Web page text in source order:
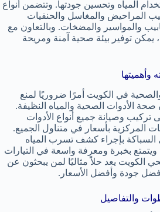
المياه وتحسين جودتها. وتتضمن أنواع
المراحيض والمغاسل والحنفيات
والمواسير والمضخات. وبالتعاون مع
يمكن توفير بيئة صحية آمنة ومريحة
في الكويت أمرًا ضروريًا لمنع
الأدوات الصحية والمياه النظيفة.
وصيانة جميع أنواع الأدوات
المركزية بأسعار في متناول الجميع.
السباكة بإجراء كشف تسرب المياه
بخبرة ومعرفة واسعة في التيارات
الكويت يعد حلاً مثاليًا لمن يبحثون عن
جودة وأفضل الأسعار.
والتفاصيل